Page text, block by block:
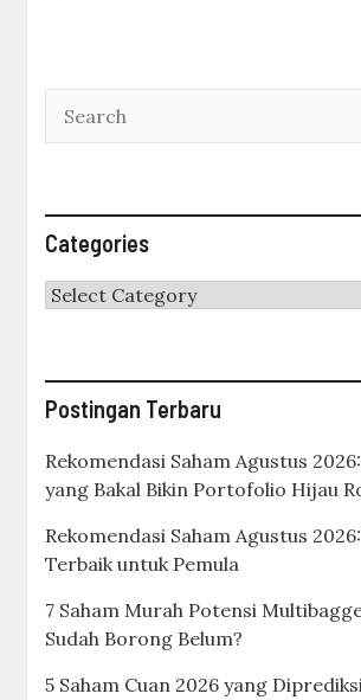
Categories
Categories
Postingan Terbaru
Rekomendasi Saham Agustus
yang Bakal Bikin Portofolio Hijau
Rekomendasi Saham Agustus
Terbaik untuk Pemula
7 Saham Murah Potensi
Sudah Borong Belum?
5 Saham Cuan 2026 yang